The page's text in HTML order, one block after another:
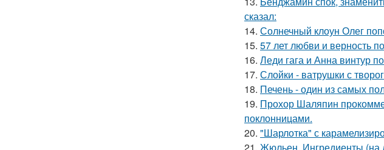
сказал:
14. Солнечный клоун Олег
15. 57 лет любви и верность
16. Леди гага и Анна винтур
17. Слойки - ватрушки с
18. Печень - один из самых
19. Прохор Шаляпин
поклонницами.
20. "Шарлотка" с